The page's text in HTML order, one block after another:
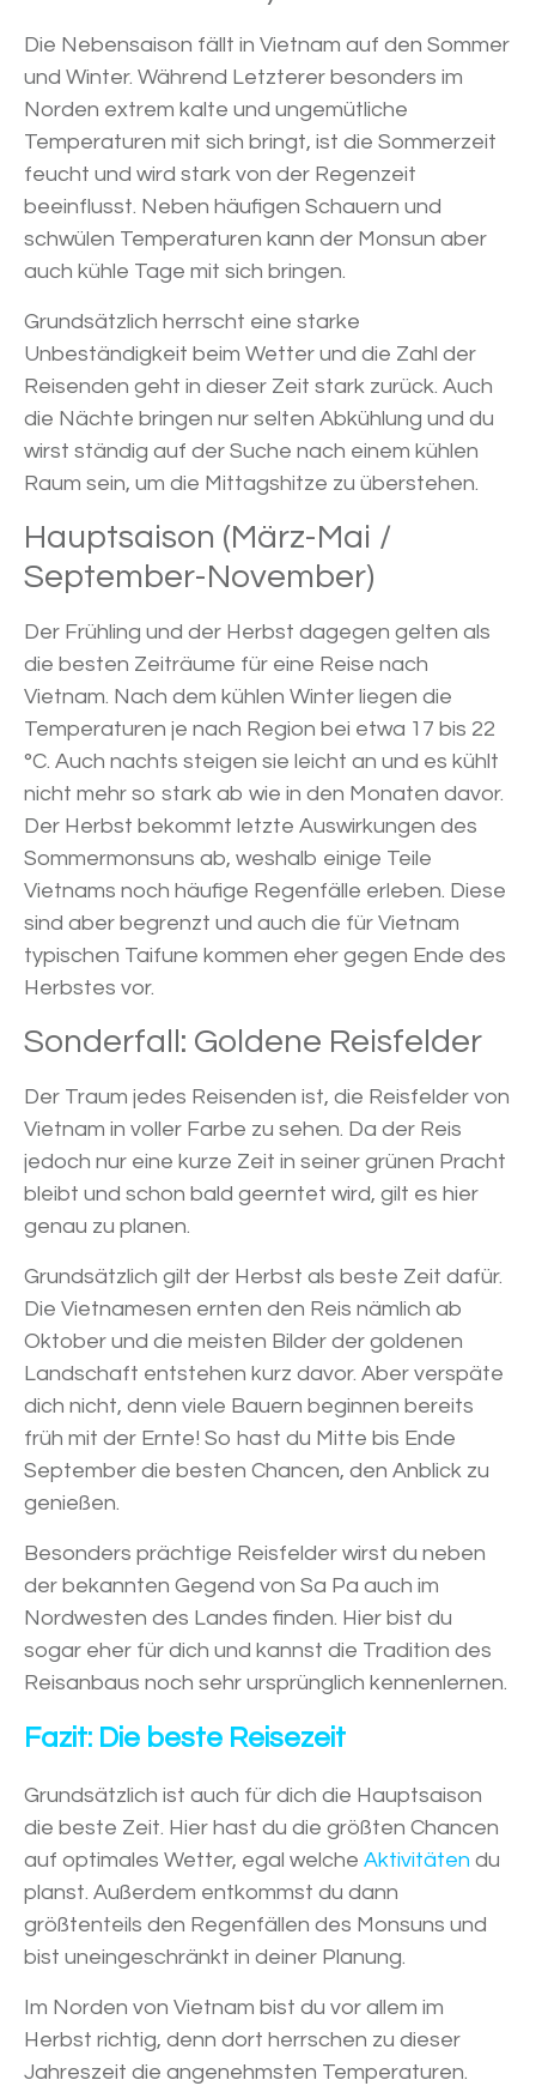
Die Nebensaison fällt in Vietnam auf den Sommer
und Winter. Während Letzterer besonders im
Norden extrem kalte und ungemütliche
Temperaturen mit sich bringt, ist die Sommerzeit
feucht und wird stark von der Regenzeit
beeinflusst. Neben häufigen Schauern und
schwülen Temperaturen kann der Monsun aber
auch kühle Tage mit sich bringen.
Grundsätzlich herrscht eine starke
Unbeständigkeit beim Wetter und die Zahl der
Reisenden geht in dieser Zeit stark zurück. Auch
die Nächte bringen nur selten Abkühlung und du
wirst ständig auf der Suche nach einem kühlen
Raum sein, um die Mittagshitze zu überstehen.
Hauptsaison (März-Mai /
September-November)
Der Frühling und der Herbst dagegen gelten als
die besten Zeiträume für eine Reise nach
Vietnam. Nach dem kühlen Winter liegen die
Temperaturen je nach Region bei etwa 17 bis 22
°C. Auch nachts steigen sie leicht an und es kühlt
nicht mehr so stark ab wie in den Monaten davor.
Der Herbst bekommt letzte Auswirkungen des
Sommermonsuns ab, weshalb einige Teile
Vietnams noch häufige Regenfälle erleben. Diese
sind aber begrenzt und auch die für Vietnam
typischen Taifune kommen eher gegen Ende des
Herbstes vor.
Sonderfall: Goldene Reisfelder
Der Traum jedes Reisenden ist, die Reisfelder von
Vietnam in voller Farbe zu sehen. Da der Reis
jedoch nur eine kurze Zeit in seiner grünen Pracht
bleibt und schon bald geerntet wird, gilt es hier
genau zu planen.
Grundsätzlich gilt der Herbst als beste Zeit dafür.
Die Vietnamesen ernten den Reis nämlich ab
Oktober und die meisten Bilder der goldenen
Landschaft entstehen kurz davor. Aber verspäte
dich nicht, denn viele Bauern beginnen bereits
früh mit der Ernte! So hast du Mitte bis Ende
September die besten Chancen, den Anblick zu
genießen.
Besonders prächtige Reisfelder wirst du neben
der bekannten Gegend von Sa Pa auch im
Nordwesten des Landes finden. Hier bist du
sogar eher für dich und kannst die Tradition des
Reisanbaus noch sehr ursprünglich kennenlernen.
Fazit: Die beste Reisezeit
Grundsätzlich ist auch für dich die Hauptsaison
die beste Zeit. Hier hast du die größten Chancen
auf optimales Wetter, egal welche Aktivitäten du
planst. Außerdem entkommst du dann
größtenteils den Regenfällen des Monsuns und
bist uneingeschränkt in deiner Planung.
Im Norden von Vietnam bist du vor allem im
Herbst richtig, denn dort herrschen zu dieser
Jahreszeit die angenehmsten Temperaturen.